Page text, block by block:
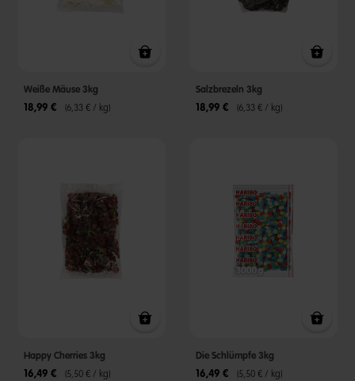
Weiße Mäuse 3kg
18,99 € (6,33 € / kg)
Salzbrezeln 3kg
18,99 € (6,33 € / kg)
Happy Cherries 3kg
16,49 € (5,50 € / kg)
Die Schlümpfe 3kg
16,49 € (5,50 € / kg)